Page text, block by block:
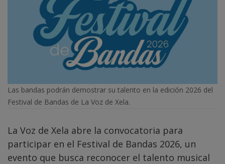
Las bandas podrán demostrar su talento en la edición 2026 del
Festival de Bandas de La Voz de Xela.
La Voz de Xela abre la convocatoria para
participar en el Festival de Bandas 2026, un
evento que busca reconocer el talento musical